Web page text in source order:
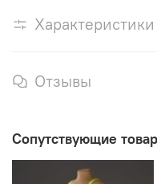
Характеристики
Отзывы
Сопутствующие